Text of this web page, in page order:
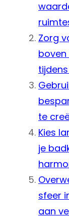
Zorg
te
Kies
je
sfeer
aan